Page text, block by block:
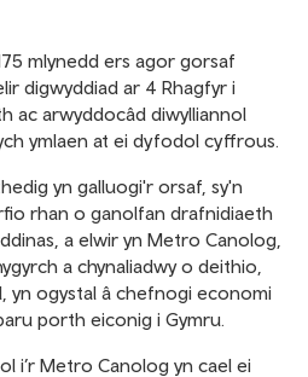
mlynedd ers agor gorsaf
digwyddiad ar 4 Rhagfyr i
ac arwyddocâd diwylliannol
ymlaen at ei dyfodol cyffrous.
yn galluogi'r orsaf, sy'n
rhan o ganolfan drafnidiaeth
a elwir yn Metro Canolog,
a chynaliadwy o deithio,
yn ogystal â chefnogi economi
porth eiconig i Gymru.
i’r Metro Canolog yn cael ei